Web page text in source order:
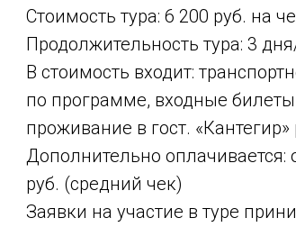
Стоимость тура: 6 200 руб. на
Продолжительность тура: 3
В стоимость входит:
по программе, входные
проживание в гост.
Дополнительно
руб. (средний чек)
Заявки на участие в туре